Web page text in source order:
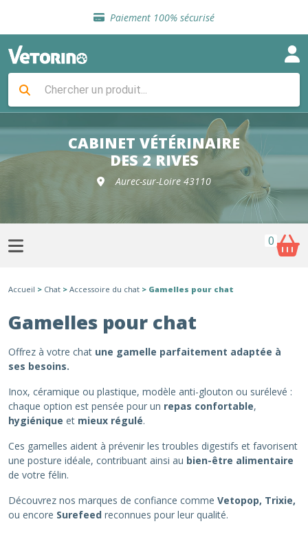
Paiement 100% sécurisé
Livraison gratuite en clinique vétérinaire
Sélection de croquettes vétérinaire
Livraison gratuite en clinique vétérinaire
Retour gratuit en clinique
Sélection de croquettes vétérinaire
CABINET VÉTÉRINAIRE
DES 2 RIVES
Aurec-sur-Loire 43110
0
Accueil > Chat > Accessoire du chat > Gamelles pour chat
Gamelles pour chat
Offrez à votre chat une gamelle parfaitement adaptée à
ses besoins.
Inox, céramique ou plastique, modèle anti-glouton ou surélevé :
chaque option est pensée pour un repas confortable,
hygiénique et mieux régulé.
Ces gamelles aident à prévenir les troubles digestifs et favorisent
une posture idéale, contribuant ainsi au bien-être alimentaire
de votre félin.
Découvrez nos marques de confiance comme Vetopop, Trixie,
ou encore Surefeed reconnues pour leur qualité.